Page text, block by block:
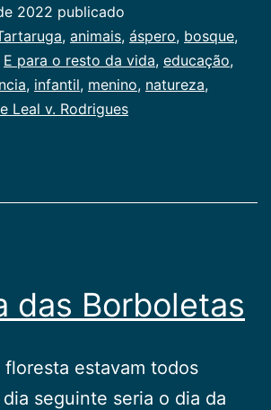
2022 publicado
, animais, áspero, bosque,
E para o resto da vida, educação,
, infantil, menino, natureza,
Leal v. Rodrigues
das Borboletas
floresta estavam todos
seguinte seria o dia da